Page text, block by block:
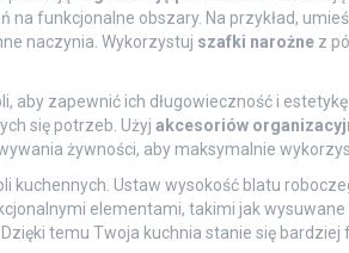
funkcjonalne obszary. Na przykład,
naczynia. Wykorzystuj szafki narożnez
aby zapewnić ich długowieczność i
się potrzeb. Użyj akcesoriów
żywności, aby maksymalnie
kuchennych. Ustaw wysokość blatu
elementami, takimi jak wysuwane
temu Twoja kuchnia stanie się